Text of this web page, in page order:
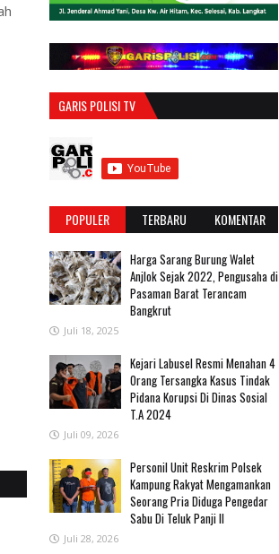
GARIS POLISI TV
POPULER TERBARU KOMENTAR
Harga Sarang Burung Walet
Anjlok Sejak 2022, Pengusaha di
Pasaman Barat Terancam
Bangkrut
Juli 18, 2025
‎Kejari Labusel Resmi Menahan 4
Orang Tersangka Kasus Tindak
Pidana Korupsi Di Dinas Sosial
T.A 2024
Juli 09, 2026
Personil Unit Reskrim Polsek
Kampung Rakyat Mengamankan
Seorang Pria Diduga Pengedar
Sabu Di Teluk Panji II
Juli 28, 2026